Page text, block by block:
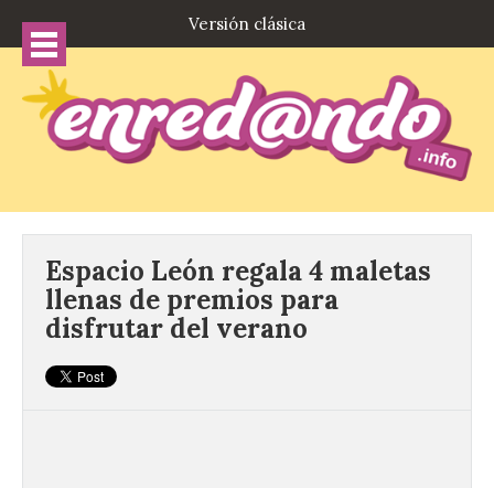
Versión clásica
Espacio León regala 4 maletas
llenas de premios para
disfrutar del verano